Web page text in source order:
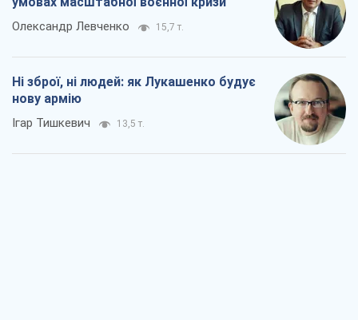
Олександр Левченко 15,7 т.
Ні зброї, ні людей: як Лукашенко будує
нову армію
Ігар Тишкевич 13,5 т.